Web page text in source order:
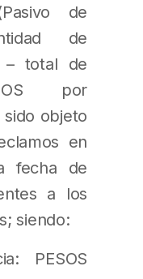
de
de
– total de
por
objeto
en
fecha de
a los
siendo:
PESOS